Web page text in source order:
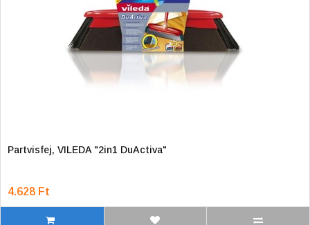
Partvisfej, VILEDA "2in1 DuActiva"
4.628 Ft